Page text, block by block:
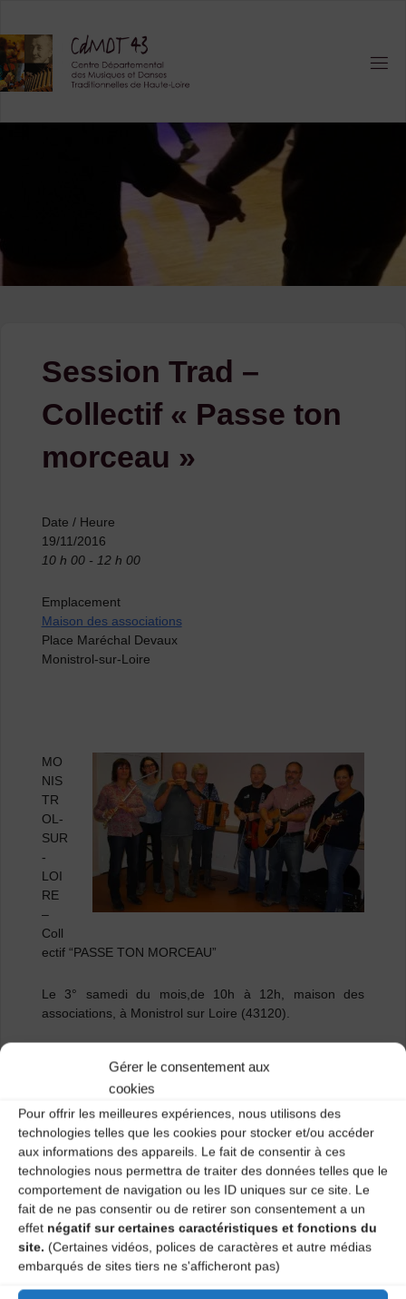
Gérer le consentement aux
cookies
Pour offrir les meilleures expériences, nous utilisons des
technologies telles que les cookies pour stocker et/ou accéder
aux informations des appareils. Le fait de consentir à ces
technologies nous permettra de traiter des données telles que le
comportement de navigation ou les ID uniques sur ce site. Le
fait de ne pas consentir ou de retirer son consentement a un
effet négatif sur certaines caractéristiques et fonctions du
site. (Certaines vidéos, polices de caractères et autre médias
embarqués de sites tiers ne s'afficheront pas)
content
Session Trad –
Collectif « Passe ton
morceau »
Date / Heure
19/11/2016
10 h 00 - 12 h 00
Emplacement
Maison des associations
Place Maréchal Devaux
Monistrol-sur-Loire
MO
NIS
TR
OL-
SUR
-
LOI
RE
–
Coll
ectif “PASSE TON MORCEAU”
Le 3° samedi du mois,de 10h à 12h, maison des
associations, à Monistrol sur Loire (43120).
pratique de son instrument. Nous apprenons “à l’oreille”
des morceaux de musique trad d’ici ou d’ailleurs, en vue
d’animer des tranches de bal trad, fête de la musique,
soirées familiales , manifestations privées ,
concerts…. Tout musicien intéressé peut se joindre à
nous, n’importe quand dans l’année, il sera le bienvenu.
Prendre contact par mail ou téléphone avant première
participation.
Collectif membre de l’Ecole Intercommunale de
Musique et Danse des Marches du Velay.